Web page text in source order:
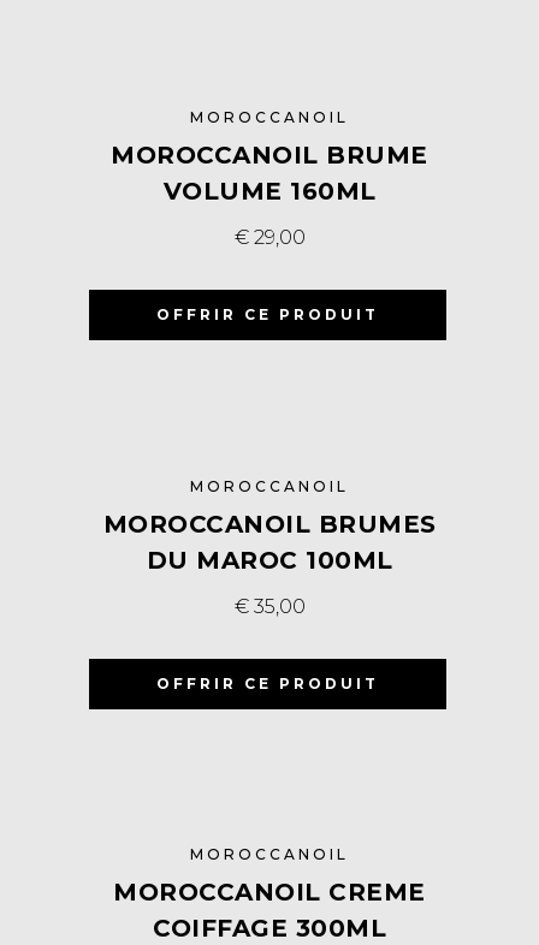
MOROCCANOIL
MOROCCANOIL BRUME
VOLUME 160ML
€29,00
OFFRIR CE PRODUIT
MOROCCANOIL
MOROCCANOIL BRUMES
DU MAROC 100ML
€35,00
OFFRIR CE PRODUIT
MOROCCANOIL
MOROCCANOIL CREME
COIFFAGE 300ML